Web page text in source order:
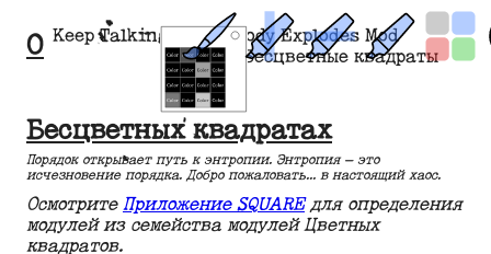
Keep Talking and Nobody Explodes Mod
Бесцветные квадраты
О
Бесцветных квадратах
Порядок открывает путь к энтропии. Энтропия — это
исчезновение порядка. Добро пожаловать... в настоящий хаос.
Осмотрите Приложение SQUAREдля определения
модулей из семейства модулей Цветных
квадратов.